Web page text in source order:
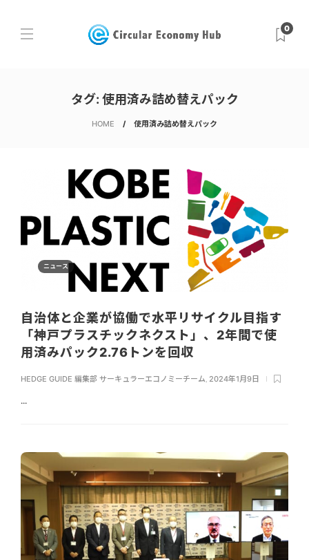
0
タグ: 使用済み詰め替えパック
HOME 使用済み詰め替えパック
ニュース
自治体と企業が協働で水平リサイクル目指す
「神戸プラスチックネクスト」、2年間で使
用済みパック2.76トンを回収
HEDGE GUIDE 編集部 サーキュラーエコノミーチーム, 2024年1月9日
...